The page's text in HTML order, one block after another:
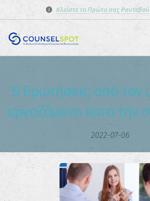
Κλείστε το Πρώτο σας
5 Ερωτήσεις από τον
εργαζόμενο κατα την
2022-07-06